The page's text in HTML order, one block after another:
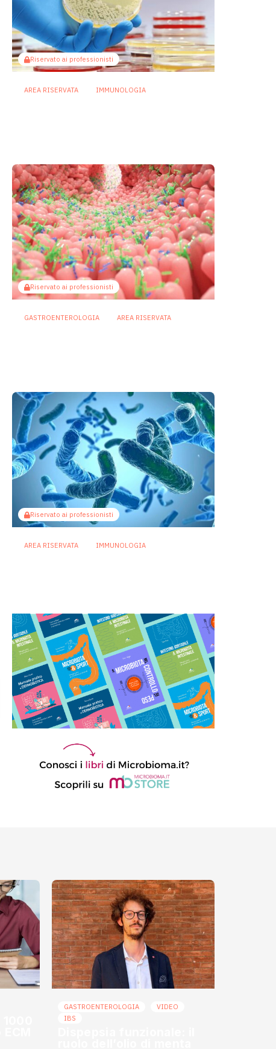
Riservato ai professionisti
AREA RISERVATA IMMUNOLOGIA
Riservato ai professionisti
GASTROENTEROLOGIA AREA RISERVATA
Riservato ai professionisti
AREA RISERVATA IMMUNOLOGIA
GASTROENTEROLOGIA
VIDEO
IBS